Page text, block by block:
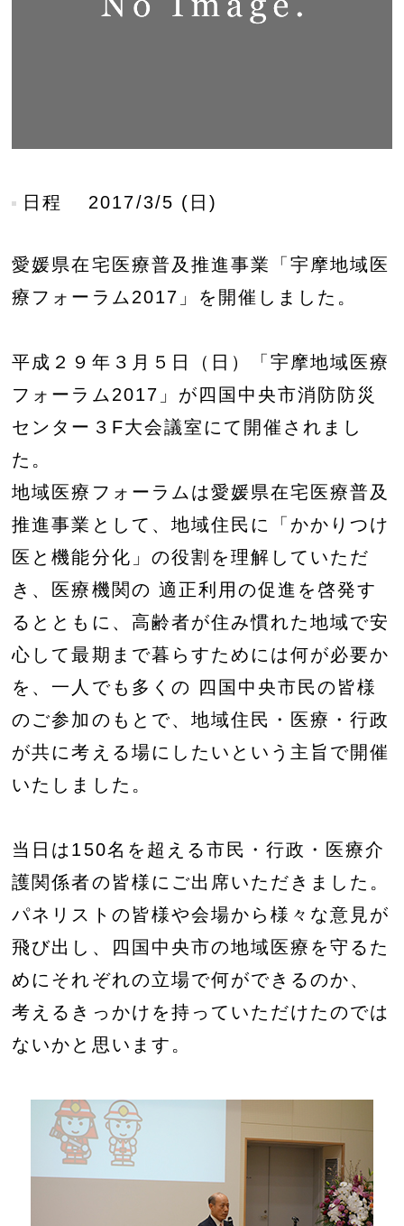
日程 2017/3/5 (日)
愛媛県在宅医療普及推進事業「宇摩地域医
療フォーラム2017」を開催しました。
平成２９年３月５日（日）「宇摩地域医療
フォーラム2017」が四国中央市消防防災
センター３F大会議室にて開催されまし
た。
地域医療フォーラムは愛媛県在宅医療普及
推進事業として、地域住民に「かかりつけ
医と機能分化」の役割を理解していただ
き、医療機関の 適正利用の促進を啓発す
るとともに、高齢者が住み慣れた地域で安
心して最期まで暮らすためには何が必要か
を、一人でも多くの 四国中央市民の皆様
のご参加のもとで、地域住民・医療・行政
が共に考える場にしたいという主旨で開催
いたしました。
当日は150名を超える市民・行政・医療介
護関係者の皆様にご出席いただきました。
パネリストの皆様や会場から様々な意見が
飛び出し、四国中央市の地域医療を守るた
めにそれぞれの立場で何ができるのか、
考えるきっかけを持っていただけたのでは
ないかと思います。